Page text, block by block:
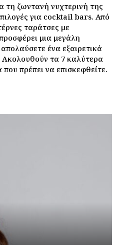
τη ζωντανή νυχτερινή της
για cocktail bars. Από
ταράτσες με
μια μεγάλη
ένα εξαιρετικά
Ακολουθούν τα 7 καλύτερα
πρέπει να επισκεφθείτε.